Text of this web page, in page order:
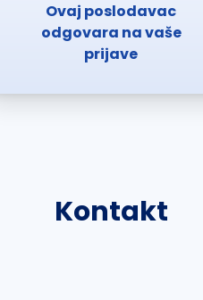
Ovaj poslodavac
odgovara na vaše
prijave
Kontakt